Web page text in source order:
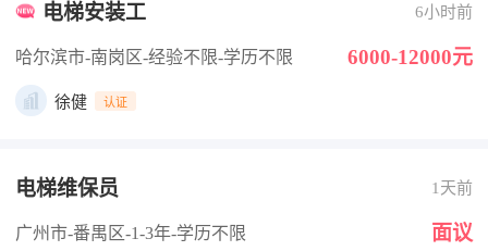
电梯安装工 6小时前
哈尔滨市-南岗区-经验不限-学历不限 6000-12000元
徐健 认证
电梯维保员 1天前
广州市-番禺区-1-3年-学历不限 面议